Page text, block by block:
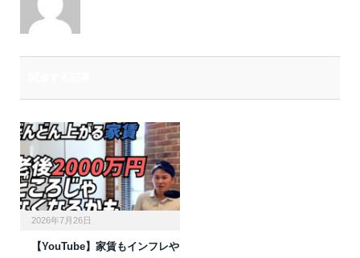
2026年7月26日
【YouTube】家賃もインフレや